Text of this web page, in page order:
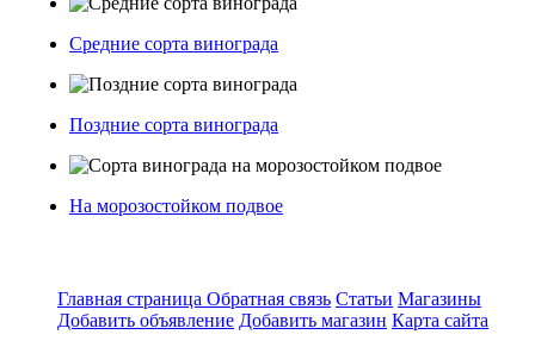
Средние сорта винограда
Поздние сорта винограда
На морозостойком подвое
Главная страница Обратная связь Статьи Магазины
Добавить объявление Добавить магазин Карта сайта